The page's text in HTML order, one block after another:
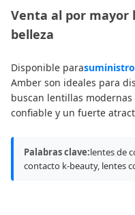
Venta al por mayor
belleza
Disponible para
Amber son ideales para
buscan lentillas
confiable y un fuerte
Palabras clave:lentes de
contacto k-beauty, lentes